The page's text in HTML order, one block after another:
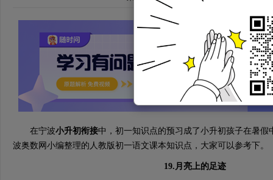
在宁波小升初衔接中，初一知识点的预习成了小升初孩子在暑假
波奥数网小编整理的人教版初一语文课本知识点，大家可以参考下。
19.月亮上的足迹